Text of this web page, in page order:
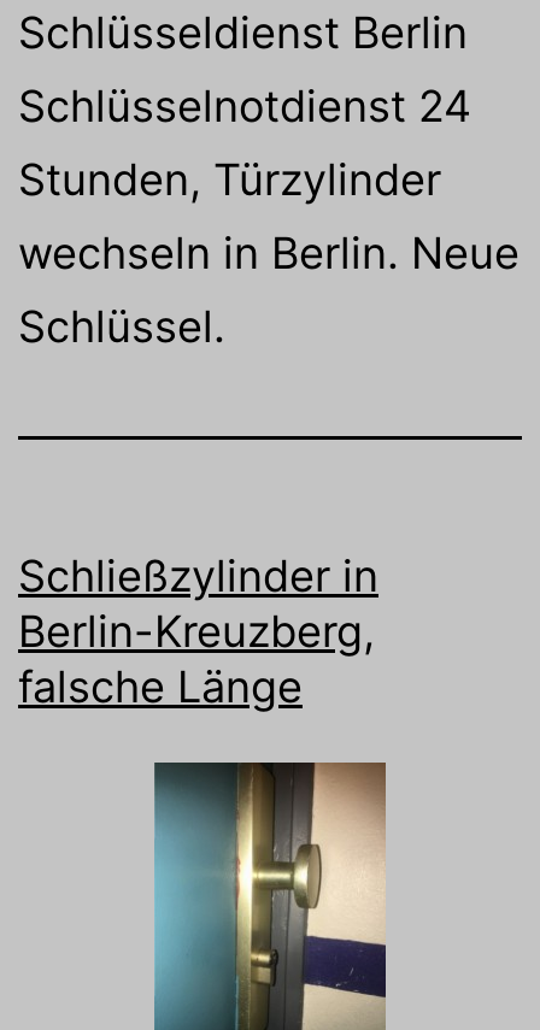
Schlüsseldienst Berlin
Schlüsselnotdienst 24
Stunden, Türzylinder
wechseln in Berlin. Neue
Schlüssel.
Schließzylinder in
Berlin-Kreuzberg,
falsche Länge